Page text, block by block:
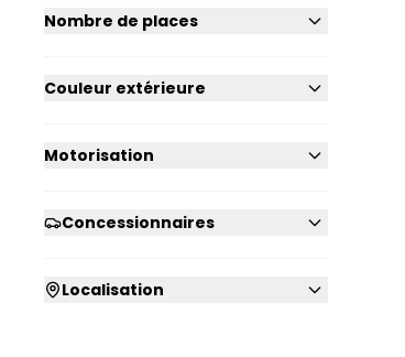
Nombre de places
Couleur extérieure
Motorisation
Concessionnaires
Localisation